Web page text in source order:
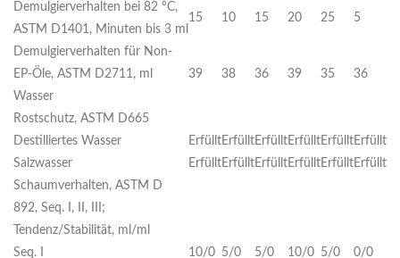
Demulgierverhalten bei 82 °C,
ASTM D1401, Minuten bis 3 ml
15 10 15 20 25 5
Demulgierverhalten für Non-
EP-Öle, ASTM D2711, ml
Wasser
39 38 36 39 35 36
Rostschutz, ASTM D665
Destilliertes Wasser
ErfülltErfülltErfülltErfülltErfülltErfüllt
Salzwasser
ErfülltErfülltErfülltErfülltErfülltErfüllt
Schaumverhalten, ASTM D
892, Seq. I, II, III;
Tendenz/Stabilität, ml/ml
Seq. I
10/0 5/0 5/0 10/0 5/0
0/0